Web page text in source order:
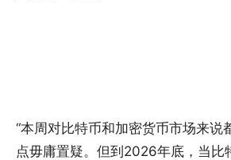
“本周对比特币和加密货币市场来说
点毋庸置疑。但到2026年底，当比